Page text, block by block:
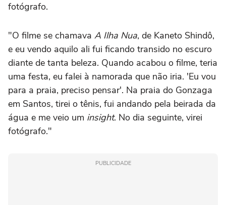
fotógrafo.
"O filme se chamava A Ilha Nua, de Kaneto Shindô,
e eu vendo aquilo ali fui ficando transido no escuro
diante de tanta beleza. Quando acabou o filme, teria
uma festa, eu falei à namorada que não iria. 'Eu vou
para a praia, preciso pensar'. Na praia do Gonzaga
em Santos, tirei o tênis, fui andando pela beirada da
água e me veio um insight. No dia seguinte, virei
fotógrafo."
PUBLICIDADE